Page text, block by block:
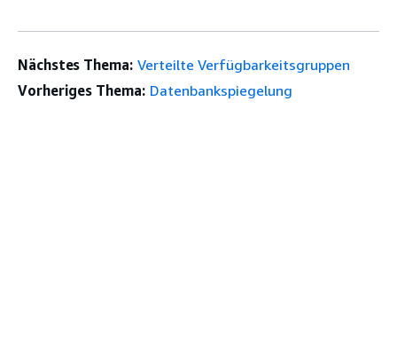
Nächstes Thema: Verteilte Verfügbarkeitsgruppen
Vorheriges Thema: Datenbankspiegelung